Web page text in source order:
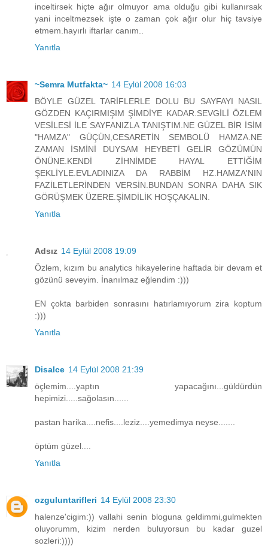
inceltirsek hiçte ağır olmuyor ama olduğu gibi kullanırsak
yani inceltmezsek işte o zaman çok ağır olur hiç tavsiye
etmem.hayırlı iftarlar canım..
Yanıtla
~Semra Mutfakta~ 14 Eylül 2008 16:03
BÖYLE GÜZEL TARİFLERLE DOLU BU SAYFAYI NASIL
GÖZDEN KAÇIRMIŞIM ŞİMDİYE KADAR.SEVGİLİ ÖZLEM
VESİLESİ İLE SAYFANIZLA TANIŞTIM.NE GÜZEL BİR İSİM
"HAMZA" GÜÇÜN,CESARETİN SEMBOLÜ HAMZA.NE
ZAMAN İSMİNİ DUYSAM HEYBETİ GELİR GÖZÜMÜN
ÖNÜNE.KENDİ ZİHNİMDE HAYAL ETTİĞİM
ŞEKLİYLE.EVLADINIZA DA RABBİM HZ.HAMZA'NIN
FAZİLETLERİNDEN VERSİN.BUNDAN SONRA DAHA SIK
GÖRÜŞMEK ÜZERE.ŞİMDİLİK HOŞÇAKALIN.
Yanıtla
Adsız 14 Eylül 2008 19:09
Özlem, kızım bu analytics hikayelerine haftada bir devam et
gözünü seveyim. İnanılmaz eğlendim :)))
EN çokta barbiden sonrasını hatırlamıyorum zira koptum
:)))
Yanıtla
Disalce 14 Eylül 2008 21:39
öçlemim....yaptın yapacağını...güldürdün
hepimizi.....sağolasın......
pastan harika....nefis....leziz....yemedimya neyse.......
öptüm güzel....
Yanıtla
ozguluntarifleri 14 Eylül 2008 23:30
halenze'cigim:)) vallahi senin bloguna geldimmi,gulmekten
oluyorumm, kizim nerden buluyorsun bu kadar guzel
sozleri:))))